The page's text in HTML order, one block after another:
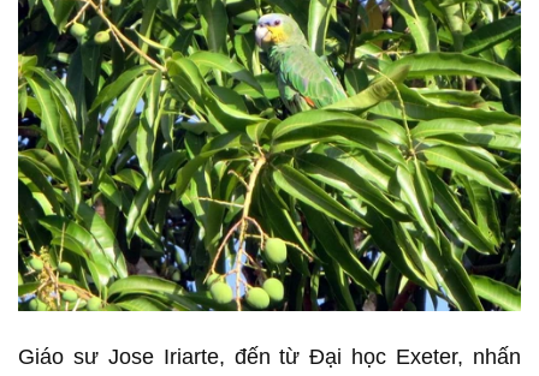
Giáo sư Jose Iriarte, đến từ Đại học Exeter, nhấn